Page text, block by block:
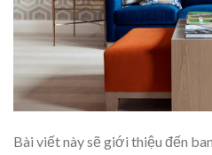
Bài viết này sẽ giới thiệu đến